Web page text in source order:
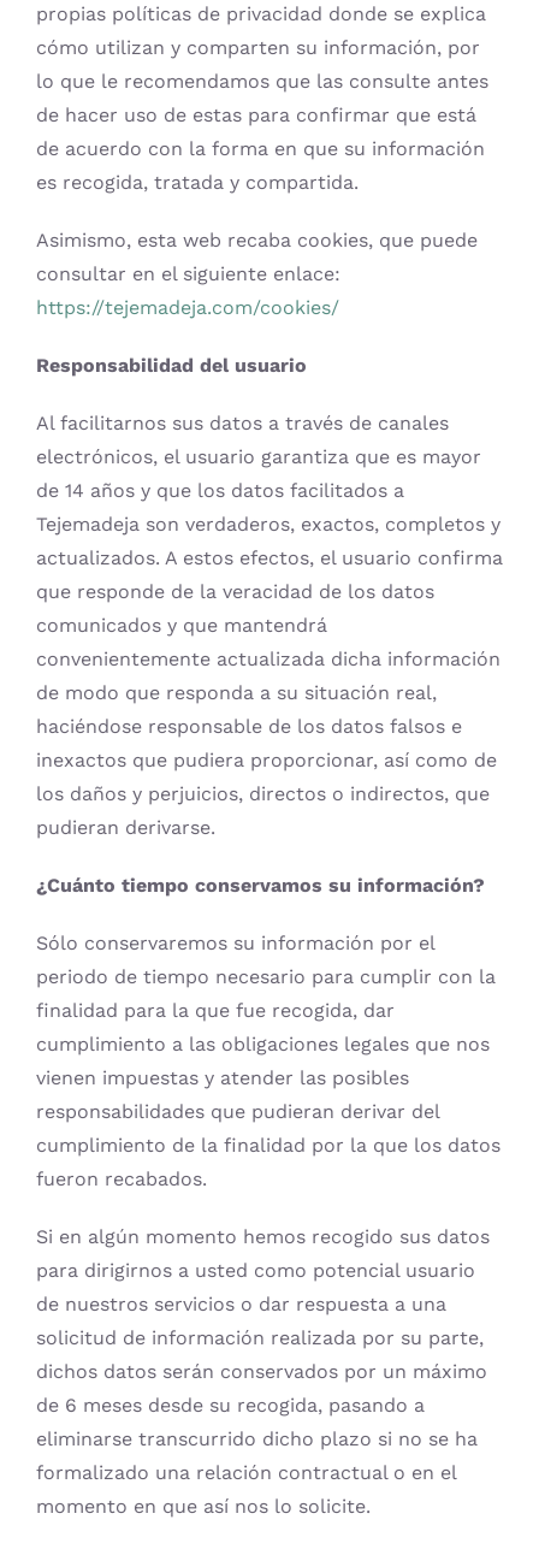
propias políticas de privacidad donde se explica
cómo utilizan y comparten su información, por
lo que le recomendamos que las consulte antes
de hacer uso de estas para confirmar que está
de acuerdo con la forma en que su información
es recogida, tratada y compartida.
Asimismo, esta web recaba cookies, que puede
consultar en el siguiente enlace:
https://tejemadeja.com/cookies/
Responsabilidad del usuario
Al facilitarnos sus datos a través de canales
electrónicos, el usuario garantiza que es mayor
de 14 años y que los datos facilitados a
Tejemadeja son verdaderos, exactos, completos y
actualizados. A estos efectos, el usuario confirma
que responde de la veracidad de los datos
comunicados y que mantendrá
convenientemente actualizada dicha información
de modo que responda a su situación real,
haciéndose responsable de los datos falsos e
inexactos que pudiera proporcionar, así como de
los daños y perjuicios, directos o indirectos, que
pudieran derivarse.
¿Cuánto tiempo conservamos su información?
Sólo conservaremos su información por el
periodo de tiempo necesario para cumplir con la
finalidad para la que fue recogida, dar
cumplimiento a las obligaciones legales que nos
vienen impuestas y atender las posibles
responsabilidades que pudieran derivar del
cumplimiento de la finalidad por la que los datos
fueron recabados.
Si en algún momento hemos recogido sus datos
para dirigirnos a usted como potencial usuario
de nuestros servicios o dar respuesta a una
solicitud de información realizada por su parte,
dichos datos serán conservados por un máximo
de 6 meses desde su recogida, pasando a
eliminarse transcurrido dicho plazo si no se ha
formalizado una relación contractual o en el
momento en que así nos lo solicite.